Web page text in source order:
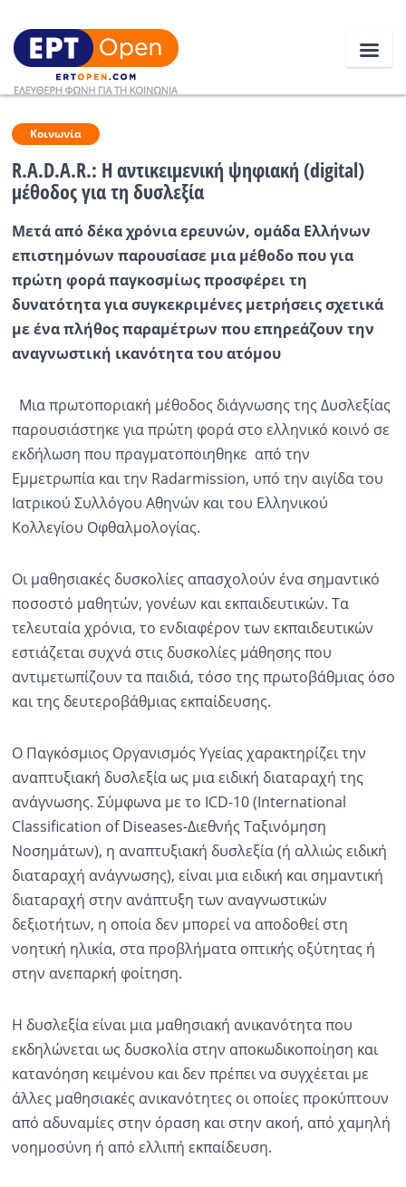
Ειδήσεις
Ελλάδα
Κοινωνία
Πολιτική
Οικονομία
Αθλητικά
Ραδιόφωνο
Εκπομπές
Πολιτισμός
Κοινωνία
R.A.D.A.R.: Η αντικειμενική ψηφιακή (digital)
μέθοδος για τη δυσλεξία
Μετά από δέκα χρόνια ερευνών, ομάδα Ελλήνων
επιστημόνων παρουσίασε μια μέθοδο που για
πρώτη φορά παγκοσμίως προσφέρει τη
δυνατότητα για συγκεκριμένες μετρήσεις σχετικά
με ένα πλήθος παραμέτρων που επηρεάζουν την
αναγνωστική ικανότητα του ατόμου
Μια πρωτοποριακή μέθοδος διάγνωσης της Δυσλεξίας
παρουσιάστηκε για πρώτη φορά στο ελληνικό κοινό σε
εκδήλωση που πραγματοποιηθηκε από την
Εμμετρωπία και την Radarmission, υπό την αιγίδα του
Ιατρικού Συλλόγου Αθηνών και του Ελληνικού
Κολλεγίου Οφθαλμολογίας.
Οι μαθησιακές δυσκολίες απασχολούν ένα σημαντικό
ποσοστό μαθητών, γονέων και εκπαιδευτικών. Τα
τελευταία χρόνια, το ενδιαφέρον των εκπαιδευτικών
εστιάζεται συχνά στις δυσκολίες μάθησης που
αντιμετωπίζουν τα παιδιά, τόσο της πρωτοβάθμιας όσο
και της δευτεροβάθμιας εκπαίδευσης.
Ο Παγκόσμιος Οργανισμός Υγείας χαρακτηρίζει την
αναπτυξιακή δυσλεξία ως μια ειδική διαταραχή της
ανάγνωσης. Σύμφωνα με το ICD-10 (International
Classification of Diseases-Διεθνής Ταξινόμηση
Νοσημάτων), η αναπτυξιακή δυσλεξία (ή αλλιώς ειδική
διαταραχή ανάγνωσης), είναι μια ειδική και σημαντική
διαταραχή στην ανάπτυξη των αναγνωστικών
δεξιοτήτων, η οποία δεν μπορεί να αποδοθεί στη
νοητική ηλικία, στα προβλήματα οπτικής οξύτητας ή
στην ανεπαρκή φοίτηση.
Η δυσλεξία είναι μια μαθησιακή ανικανότητα που
εκδηλώνεται ως δυσκολία στην αποκωδικοποίηση και
κατανόηση κειμένου και δεν πρέπει να συγχέεται με
άλλες μαθησιακές ανικανότητες οι οποίες προκύπτουν
από αδυναμίες στην όραση και στην ακοή, από χαμηλή
νοημοσύνη ή από ελλιπή εκπαίδευση.